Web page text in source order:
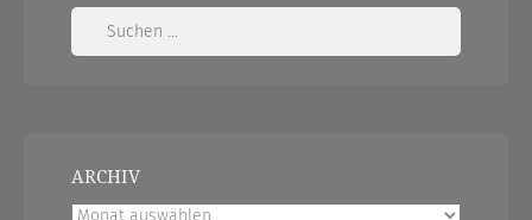
Suchen
ARCHIV
Archiv